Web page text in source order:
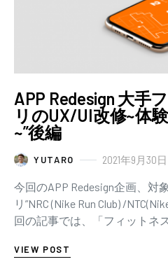
APP Redesign 大手
リのUX/UI改修~体
~”後編
YUTARO 2021年9月30日
今回のAPP Redesign企画、対
リ”NRC (Nike Run Club) /
回の記事では、「フィットネ
VIEW POST